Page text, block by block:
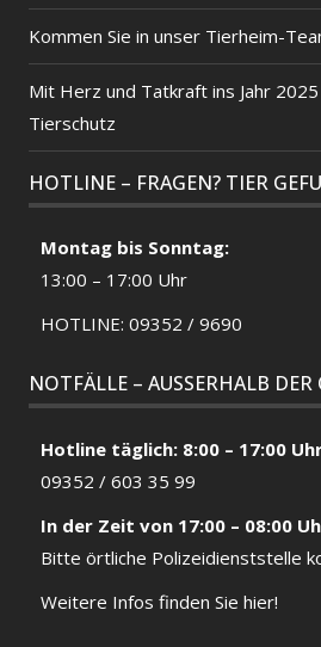
Kommen Sie in unser Tierheim-
Mit Herz und Tatkraft ins Jahr
Tierschutz
HOTLINE – FRAGEN? TIER
Montag bis Sonntag:
13:00 – 17:00 Uhr
HOTLINE: 09352 / 9690
NOTFÄLLE – AUSSERHALB
Hotline täglich: 8:00 – 17:00
09352 / 603 35 99
In der Zeit von 17:00 – 08:00
Bitte örtliche Polizeidienststelle
Weitere Infos finden Sie hier!